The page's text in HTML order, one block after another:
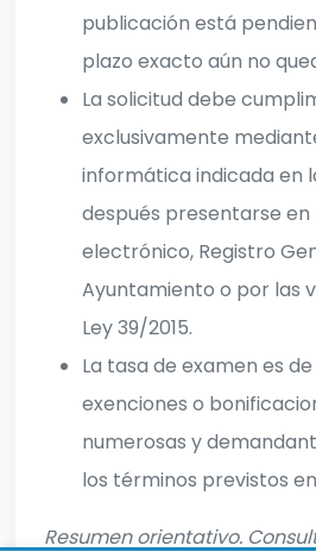
publicación está
plazo exacto aún no
La solicitud debe
exclusivamente
informática indicada en
después presentarse
electrónico, Registro
Ayuntamiento o por las
Ley 39/2015.
La tasa de examen es
exenciones o
numerosas y
los términos previstos
Resumen orientativo.